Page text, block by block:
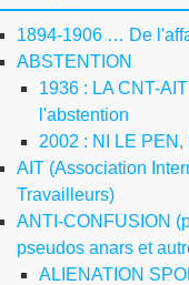
1894-1906 … De
ABSTENTION
1936 : LA CNT-
l'abstention
2002 : NI LE
AIT (Association
Travailleurs)
ANTI-CONFUSION
pseudos anars et
ALIENATION